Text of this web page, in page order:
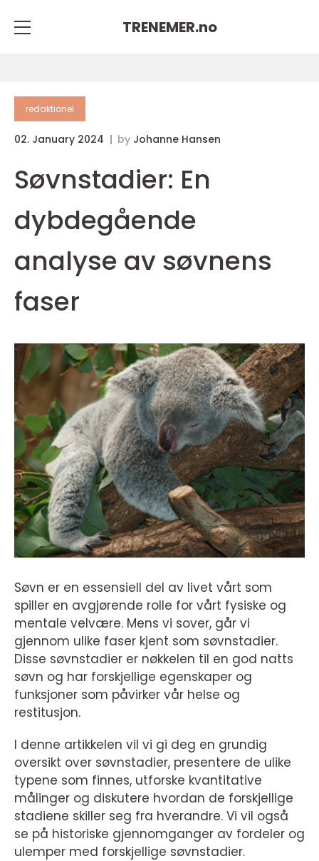
TRENEMER.no
redaktionel
02. January 2024 by Johanne Hansen
Søvnstadier: En
dybdegående
analyse av søvnens
faser
Søvn er en essensiell del av livet vårt som
spiller en avgjørende rolle for vårt fysiske og
mentale velvære. Mens vi sover, går vi
gjennom ulike faser kjent som søvnstadier.
Disse søvnstadier er nøkkelen til en god natts
søvn og har forskjellige egenskaper og
funksjoner som påvirker vår helse og
restitusjon.
I denne artikkelen vil vi gi deg en grundig
oversikt over søvnstadier, presentere de ulike
typene som finnes, utforske kvantitative
målinger og diskutere hvordan de forskjellige
stadiene skiller seg fra hverandre. Vi vil også
se på historiske gjennomganger av fordeler og
ulemper med forskjellige søvnstadier.